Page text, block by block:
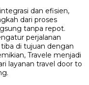
dan efisien,
dari proses
tanpa repot.
perjalanan
di tujuan dengan
Travele menjadi
layanan travel door to